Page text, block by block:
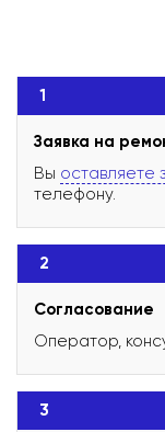
1
Заявка на
Вы оставляете
телефону.
2
Согласование
Оператор,
3